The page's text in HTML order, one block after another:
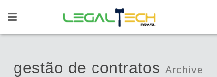
gestão de contratos Archive